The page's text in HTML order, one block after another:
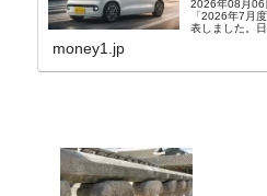
2026年08月06
「2026年7月
表しました。
台数はこの中
money1.jp